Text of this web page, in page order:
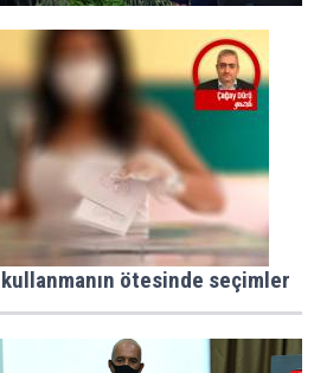
ötesinde seçimler